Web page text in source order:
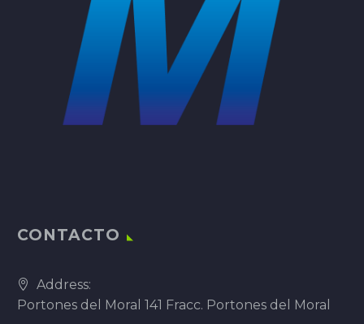
CONTACTO
Address:
Portones del Moral 141 Fracc. Portones del Moral